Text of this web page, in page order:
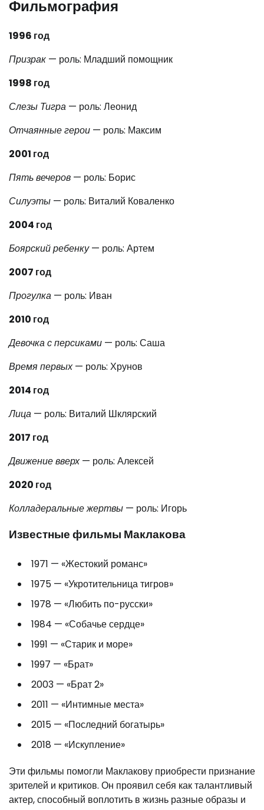
Фильмография
1996 год
Призрак — роль: Младший помощник
1998 год
Слезы Тигра — роль: Леонид
Отчаянные герои — роль: Максим
2001 год
Пять вечеров — роль: Борис
Силуэты — роль: Виталий Коваленко
2004 год
Боярский ребенку— роль: Артем
2007 год
Прогулка — роль: Иван
2010 год
Девочка с персиками — роль: Саша
Время первых— роль: Хрунов
2014 год
Лица — роль: Виталий Шклярский
2017 год
Движение вверх— роль: Алексей
2020 год
Колладеральные жертвы — роль: Игорь
Известные фильмы Маклакова
1971 — «Жестокий романс»
1975 — «Укротительница тигров»
1978 — «Любить по-русски»
1984 — «Собачье сердце»
1991 — «Старик и море»
1997 — «Брат»
2003 — «Брат 2»
2011 — «Интимные места»
2015 — «Последний богатырь»
2018 — «Искупление»
Эти фильмы помогли Маклакову приобрести признание
зрителей и критиков. Он проявил себя как талантливый
актер, способный воплотить в жизнь разные образы и